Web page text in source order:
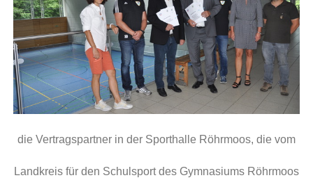
die Vertragspartner in der Sporthalle Röhrmoos, die vom
Landkreis für den Schulsport des Gymnasiums Röhrmoos